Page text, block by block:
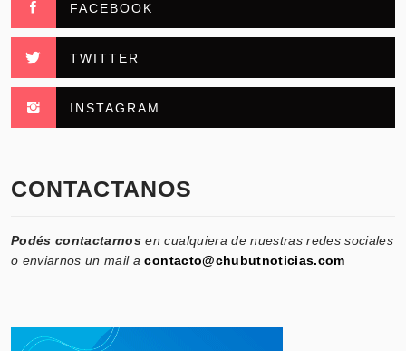
FACEBOOK
TWITTER
INSTAGRAM
CONTACTANOS
Podés contactarnos en cualquiera de nuestras redes sociales
o enviarnos un mail acontacto@chubutnoticias.com